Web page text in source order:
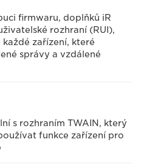
firmwaru, doplňků iR
rozhraní (RUI),
zařízení, které
správy a vzdálené
s rozhraním TWAIN, který
funkce zařízení pro